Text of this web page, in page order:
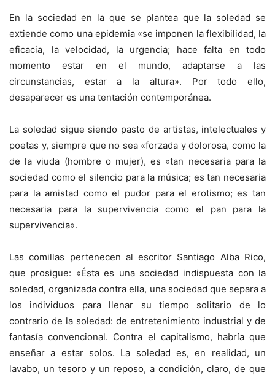
En la sociedad en la que se plantea que la soledad se
extiende como una epidemia «se imponen la flexibilidad, la
eficacia, la velocidad, la urgencia; hace falta en todo
momento estar en el mundo, adaptarse a las
circunstancias, estar a la altura». Por todo ello,
desaparecer es una tentación contemporánea.
La soledad sigue siendo pasto de artistas, intelectuales y
poetas y, siempre que no sea «forzada y dolorosa, como la
de la viuda (hombre o mujer), es «tan necesaria para la
sociedad como el silencio para la música; es tan necesaria
para la amistad como el pudor para el erotismo; es tan
necesaria para la supervivencia como el pan para la
supervivencia».
Las comillas pertenecen al escritor Santiago Alba Rico,
que prosigue: «Ésta es una sociedad indispuesta con la
soledad, organizada contra ella, una sociedad que separa a
los individuos para llenar su tiempo solitario de lo
contrario de la soledad: de entretenimiento industrial y de
fantasía convencional. Contra el capitalismo, habría que
enseñar a estar solos. La soledad es, en realidad, un
lavabo, un tesoro y un reposo, a condición, claro, de que